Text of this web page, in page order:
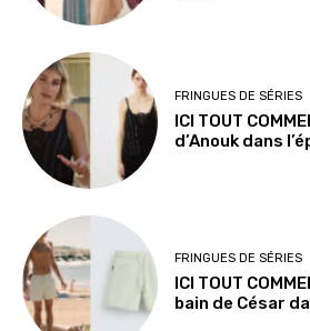
FRINGUES DE SÉRIES
ICI TOUT
d’Anouk dans
FRINGUES DE SÉRIES
ICI TOUT
bain de César